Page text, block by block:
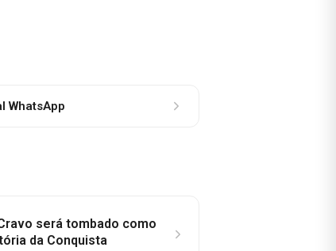
WhatsApp
será tombado como
da Conquista